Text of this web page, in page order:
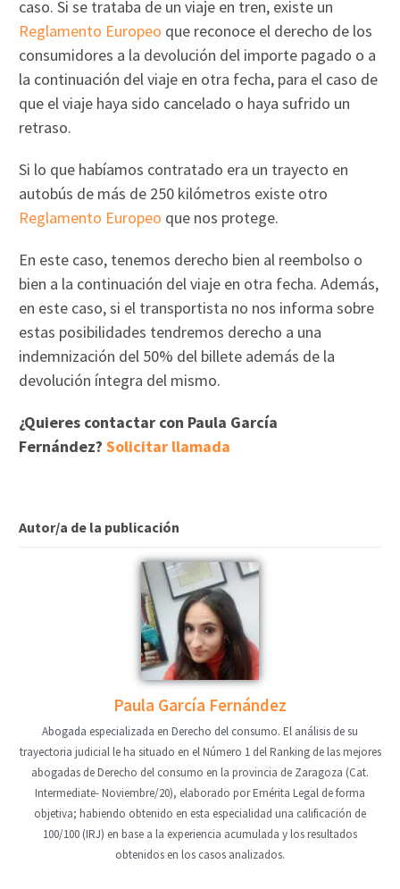
caso. Si se trataba de un viaje en tren, existe un
Reglamento Europeo que reconoce el derecho de los
consumidores a la devolución del importe pagado o a
la continuación del viaje en otra fecha, para el caso de
que el viaje haya sido cancelado o haya sufrido un
retraso.
Si lo que habíamos contratado era un trayecto en
autobús de más de 250 kilómetros existe otro
Reglamento Europeo que nos protege.
En este caso, tenemos derecho bien al reembolso o
bien a la continuación del viaje en otra fecha. Además,
en este caso, si el transportista no nos informa sobre
estas posibilidades tendremos derecho a una
indemnización del 50% del billete además de la
devolución íntegra del mismo.
¿Quieres contactar con Paula García
Fernández?Solicitar llamada
Autor/a de la publicación
Paula García Fernández
Abogada especializada en Derecho del consumo. El análisis de su
trayectoria judicial le ha situado en el Número 1 del Ranking de las mejores
abogadas de Derecho del consumo en la provincia de Zaragoza (Cat.
Intermediate- Noviembre/20), elaborado por Emérita Legal de forma
objetiva; habiendo obtenido en esta especialidad una calificación de
100/100 (IRJ) en base a la experiencia acumulada y los resultados
obtenidos en los casos analizados.